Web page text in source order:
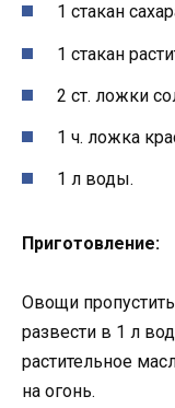
1 стакан
1 стакан
2 ст. ложки
1 ч. ложка
1 л воды.
Приготовление:
Овощи
развести в 1 л
растительное
на огонь.